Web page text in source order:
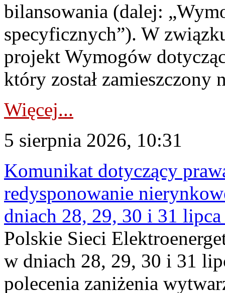
bilansowania (dalej:
specyficznych”). W
projekt Wymogów
który został zamieszczony
Więcej...
5 sierpnia 2026, 10:31
Komunikat dotyczący
redysponowanie
dniach 28, 29, 30 i 31
Polskie Sieci
w dniach 28, 29, 30 i 31
polecenia zaniżenia